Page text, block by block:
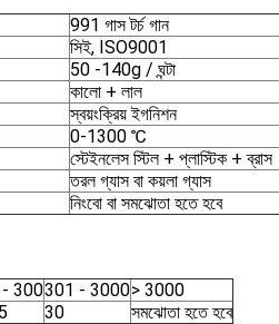
991 গাস টর্চ গান
সিই, ISO9001
50 -140g / ঘন্টা
কালো + লাল
স্বয়ংক্রিয় ইগনিশন
0-1300 ℃
স্টেইনলেস স্টিল + প্লাস্টিক + ব্রাস
তরল গ্যাস বা কয়লা গ্যাস
নিংবো বা সমঝোতা হতে হবে
300301 - 3000> 3000
30 সমঝোতা হতে হবে